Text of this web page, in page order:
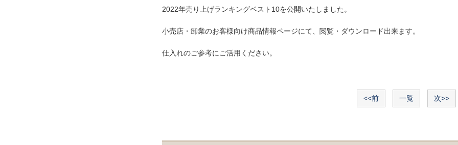
2022年売り上げランキングベスト10を公開いたしました。
小売店・卸業のお客様向け商品情報ページにて、閲覧・ダウンロード出来ます。
仕入れのご参考にご活用ください。
<<前 一覧 次>>